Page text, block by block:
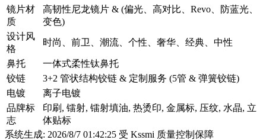
镜片材
质
高韧性尼龙镜片 & (偏光、高对比、Revo、防蓝光、
变色)
设计风
格
时尚、前卫、潮流、个性、奢华、经典、中性
鼻托
一体式柔性钛鼻托
铰链
3+2 管状结构铰链 & 定制服务 (5管 & 弹簧铰链)
电镀
离子电镀
品牌标
志
印刷, 镭射, 镭射填油, 热烫印, 金属标, 压纹, 水晶, 立
体贴标
系统生成: 2026/8/7 01:42:25 受 Kssmi 质量控制保障